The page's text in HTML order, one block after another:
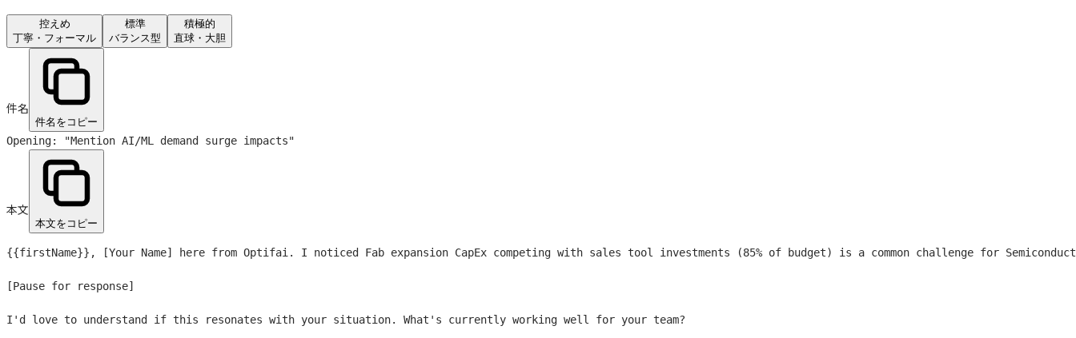
控えめ
丁寧・フォーマル
標準
バランス型
積極的
直球・大胆
件名
件名をコピー
Opening: "Mention AI/ML demand surge impacts"
本文
本文をコピー
{{firstName}} , [Your Name] here from Optifai. I noticed Fab expansion CapEx competing with sales tool investments (85% of budget) is a common challenge for
[Pause for response]
I'd love to understand if this resonates with your situation. What's currently working well for your team?